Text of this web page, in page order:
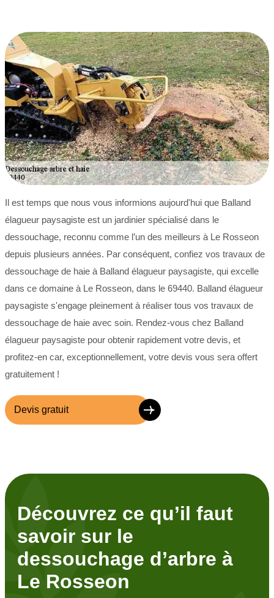
Il est temps que nous vous informions aujourd'hui que Balland
élagueur paysagiste est un jardinier spécialisé dans le
dessouchage, reconnu comme l’un des meilleurs à Le Rosseon
depuis plusieurs années. Par conséquent, confiez vos travaux de
dessouchage de haie à Balland élagueur paysagiste, qui excelle
dans ce domaine à Le Rosseon, dans le 69440. Balland élagueur
paysagiste s'engage pleinement à réaliser tous vos travaux de
dessouchage de haie avec soin. Rendez-vous chez Balland
élagueur paysagiste pour obtenir rapidement votre devis, et
profitez-en car, exceptionnellement, votre devis vous sera offert
gratuitement !
Devis gratuit
Découvrez ce qu’il faut
savoir sur le
dessouchage d’arbre à
Le Rosseon